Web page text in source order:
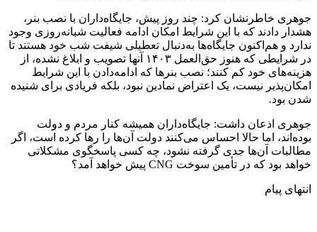
جوهری خاطرنشان کرد: چند روز پیش، جایگاه‌داران با نصب بنر،
هشدار دادند که با این شرایط امکان ادامه فعالیت شبانه‌روزی وجود
ندارد و هم‌اکنون جایگاه‌ها به‌دنبال تعطیلی شیفت شب خود هستند تا
در شرایطی که هنوز حق‌العمل ۱۴۰۳ آنها تصویب و ابلاغ نشده، از
هزینه‌های خود کم کنند؛ نصب بنرها که ادامه‌دادن با این شرایط
امکان‌پذیر نیست، یک اعتراض نمادین نبود، بلکه فریادی برای شنیده
شدن بود.
جوهری اذعان داشت: جایگاه‌داران همیشه کنار مردم و دولت
بوده‌اند، اما حالا احساس می‌کنند دولت آن‌ها را رها کرده است، اگر
مطالبات آن‌ها جدی گرفته نشود، چه کسی پاسخگوی مشکلاتی
خواهد بود که در تأمین سوخت CNG پیش خواهد آمد؟
انتهای پیام